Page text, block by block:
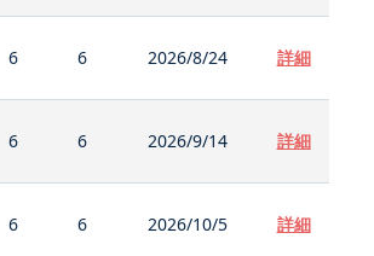
6 6 2026/8/24 詳細
6 6 2026/9/14 詳細
6 6 2026/10/5 詳細